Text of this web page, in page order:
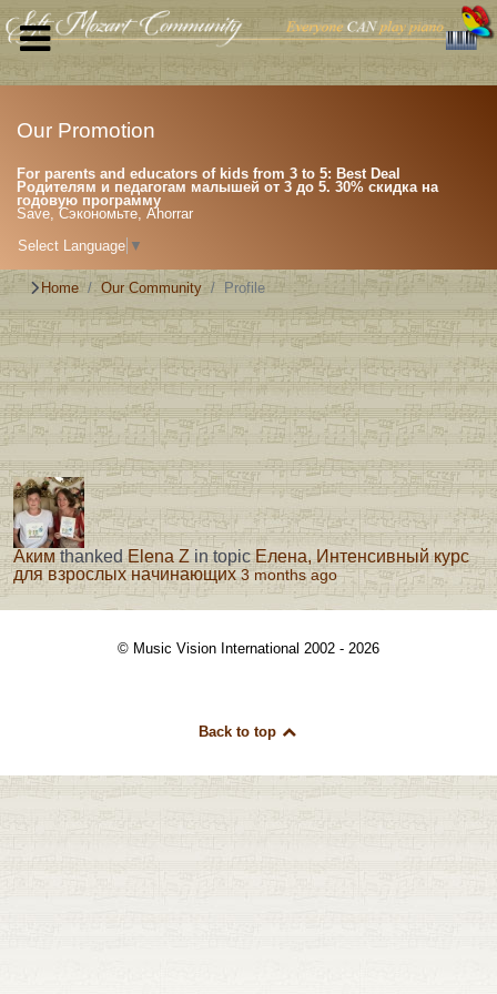
Our Promotion
For parents and educators of kids from 3 to 5: Best Deal
Родителям и педагогам малышей от 3 до 5. 30% скидка на
годовую программу
Save, Сэкономьте, Ahorrar
Select Language ▼
Home Our Community Profile
АкимthankedElena Z in topicЕлена, Интенсивный курс
для взрослых начинающих 3 months ago
© Music Vision International 2002 - 2026
Back to top